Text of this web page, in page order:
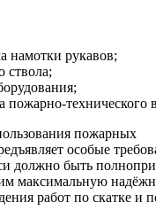
намотки рукавов;
ствола;
пожарно-технического
пожарных
особые
должно быть
максимальную
работ по скатке и